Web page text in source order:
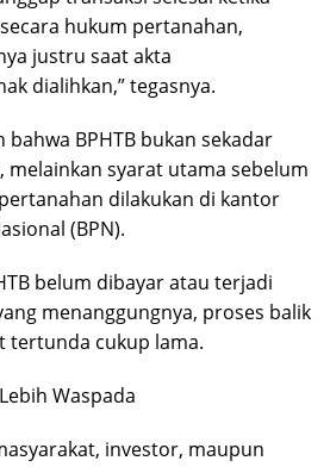
hukum pertanahan,
justru saat akta
dialihkan,” tegasnya.
bahwa BPHTB bukan sekadar
melainkan syarat utama sebelum
dilakukan di kantor
(BPN).
belum dibayar atau terjadi
menanggungnya, proses balik
tertunda cukup lama.
Waspada
investor, maupun